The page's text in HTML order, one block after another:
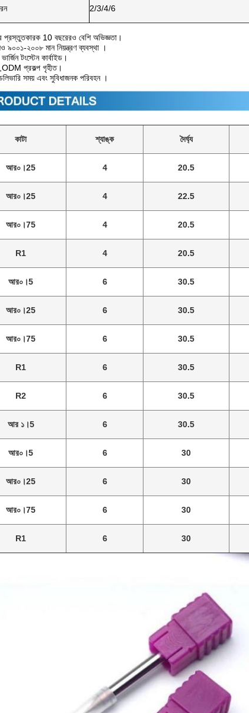
2/3/4/6
প্রস্তুতকারক 10 বছরেরও বেশি অভিজ্ঞতা।
২০০৮ মান নিয়ন্ত্রণ ব্যবস্থা ।
টংস্টেন কার্বাইড।
প্রকল্প গৃহীত।
সময় এবং সুবিধাজনক পরিবহন ।
কাটা শ্যাঙ্ক দৈর্ঘ্য
আর০।25 4 20.5
আর০।25 4 22.5
আর০।75 4 20.5
R1 4 20.5
আর০।5 6 30.5
আর০।25 6 30.5
আর০।75 6 30.5
R1 6 30.5
R2 6 30.5
আর ১।5 6 30.5
আর০।5 6 30
আর০।25 6 30
আর০।75 6 30
R1 6 30